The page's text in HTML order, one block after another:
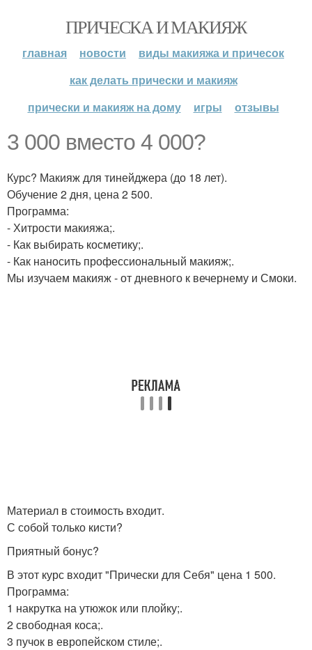
ПРИЧЕСКА И МАКИЯЖ
главная новости
виды макияжа и причесок
как делать прически и макияж
прически и макияж на дому
игры отзывы
3 000 вместо 4 000?
Курс? Макияж для тинейджера (до 18 лет).
Обучение 2 дня, цена 2 500.
Программа:
- Хитрости макияжа;.
- Как выбирать косметику;.
- Как наносить профессиональный макияж;.
Мы изучаем макияж - от дневного к вечернему и Смоки.
Материал в стоимость входит.
С собой только кисти?
Приятный бонус?
В этот курс входит "Прически для Себя" цена 1 500.
Программа:
1 накрутка на утюжок или плойку;.
2 свободная коса;.
3 пучок в европейском стиле;.